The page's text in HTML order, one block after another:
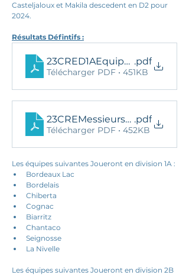
Casteljaloux et Makila descedent en D2 pour
2024.
Résultats Défintifs :
23CRED1AEquipe2ResDef
.pdf
Télécharger PDF • 451KB
.pdf
Télécharger PDF • 452KB
Les équipes suivantes Joueront en division 1A :
Bordeaux Lac
Bordelais
Chiberta
Cognac
Biarritz
Chantaco
Seignosse
La Nivelle
Les équipes suivantes Joueront en division 2B